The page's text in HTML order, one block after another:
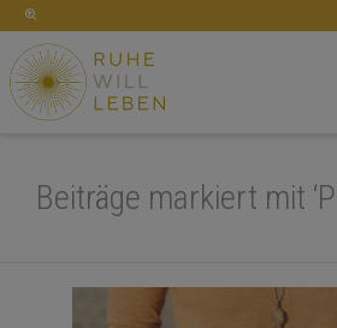
Beiträge markiert mit